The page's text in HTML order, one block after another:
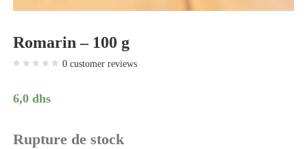
Romarin – 100 g
0 customer reviews
6,0dhs
Rupture de stock